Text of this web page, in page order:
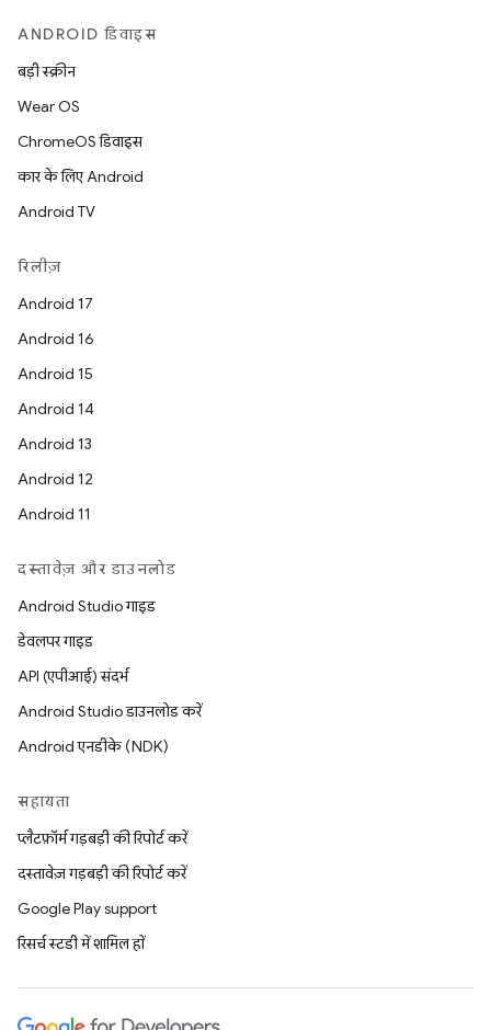
ANDROID डिवाइस
बड़ी स्क्रीन
Wear OS
ChromeOS डिवाइस
कार के लिए Android
Android TV
रिलीज़
Android 17
Android 16
Android 15
Android 14
Android 13
Android 12
Android 11
दस्तावेज़ और डाउनलोड
Android Studio गाइड
डेवलपर गाइड
API (एपीआई) संदर्भ
Android Studio डाउनलोड करें
Android एनडीके (NDK)
सहायता
प्लैटफ़ॉर्म गड़बड़ी की रिपोर्ट करें
दस्तावेज़ गड़बड़ी की रिपोर्ट करें
Google Play support
रिसर्च स्टडी में शामिल हों